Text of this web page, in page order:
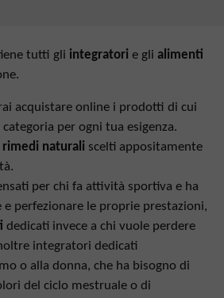
tutti gli integratori e gli alimenti
acquistare online i prodotti di cui
per ogni tua esigenza.
rimedi naturali scelti appositamente
per chi fa attività sportiva e ha
perfezionare le proprie prestazioni,
dedicati invece a chi vuole perdere
integratori dedicati
o alla donna, che ha bisogno di
del ciclo mestruale o di